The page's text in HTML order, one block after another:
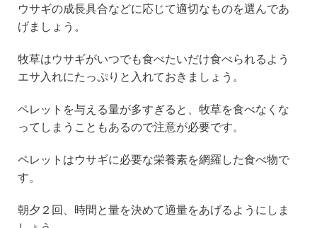
ウサギの成長具合などに応じて適切なものを選んであ
げましょう。
牧草はウサギがいつでも食べたいだけ食べられるよう
エサ入れにたっぷりと入れておきましょう。
ペレットを与える量が多すぎると、牧草を食べなくな
ってしまうこともあるので注意が必要です。
ペレットはウサギに必要な栄養素を網羅した食べ物で
す。
朝夕２回、時間と量を決めて適量をあげるようにしま